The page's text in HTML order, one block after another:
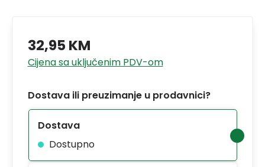
32,95 KM
Cijena sa uključenim PDV-om
Dostava ili preuzimanje u prodavnici?
Dostava
Dostupno